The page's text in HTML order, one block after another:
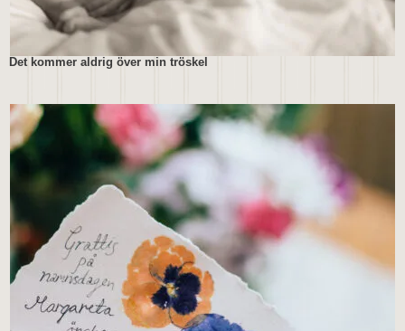
Det kommer aldrig över min tröskel